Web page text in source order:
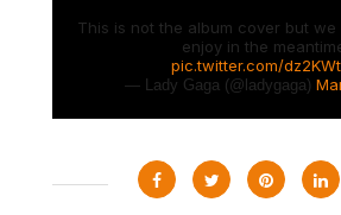
This is not the album cover but
enjoy in the
pic.twitter.com/
— Lady Gaga (@ladygaga)